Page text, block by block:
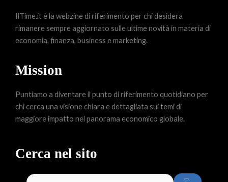
IlTime.it è la webzine di riferimento per chi desidera
rimanere sempre aggiornato sulle ultime novità in materia di
economia, finanza, business e marketing.
Mission
Puntiamo a diventare il punto di riferimento quotidiano per
chi cerca una visione chiara e dettagliata sui temi di
maggiore impatto nel panorama economico globale.
Cerca nel sito